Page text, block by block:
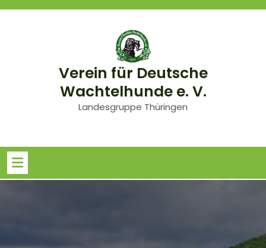
Skip
Verein für Deutsche
Wachtelhunde e. V.
Landesgruppe Thüringen